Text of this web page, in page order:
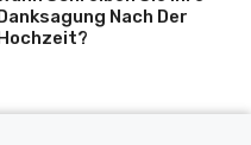
Nach Der